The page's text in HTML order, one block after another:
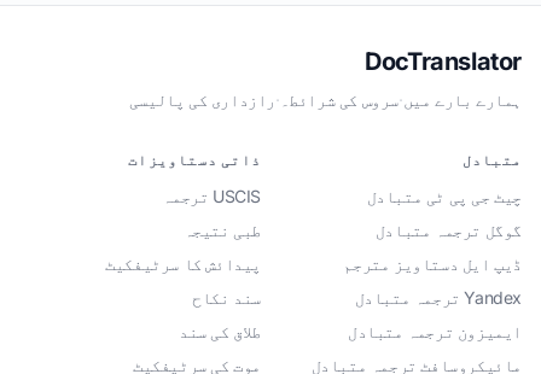
DocTranslator
ہمارے بارے میں·سروس کی شرائط۔ ·رازداری کی پالیسی
متبادل
چیٹ جی پی ٹی متبادل
گوگل ترجمہ متبادل
ڈیپ ایل دستاویز مترجم
Yandex ترجمہ متبادل
ایمیزون ترجمہ متبادل
مائیکروسافٹ ترجمہ متبادل
ذاتی دستاویزات
USCIS ترجمہ
طبی نتیجہ
پیدائش کا سرٹیفکیٹ
سند نکاح
طلاق کی سند
موت کی سرٹیفکیٹ